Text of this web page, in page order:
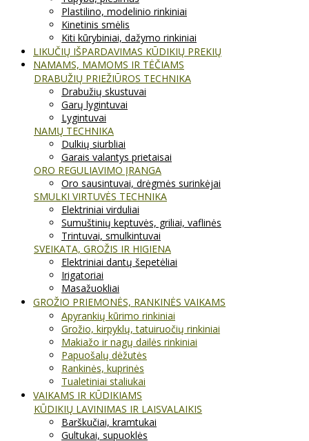
Plastilino, modelinio rinkiniai
Kinetinis smėlis
Kiti kūrybiniai, dažymo rinkiniai
LIKUČIŲ IŠPARDAVIMAS KŪDIKIŲ PREKIŲ
NAMAMS, MAMOMS IR TĖČIAMS
DRABUŽIŲ PRIEŽIŪROS TECHNIKA
Drabužių skustuvai
Garų lygintuvai
Lygintuvai
NAMŲ TECHNIKA
Dulkių siurbliai
Garais valantys prietaisai
ORO REGULIAVIMO ĮRANGA
Oro sausintuvai, drėgmės surinkėjai
SMULKI VIRTUVĖS TECHNIKA
Elektriniai virduliai
Sumuštinių keptuvės, griliai, vaflinės
Trintuvai, smulkintuvai
SVEIKATA, GROŽIS IR HIGIENA
Elektriniai dantų šepetėliai
Irigatoriai
Masažuokliai
GROŽIO PRIEMONĖS, RANKINĖS VAIKAMS
Apyrankių kūrimo rinkiniai
Grožio, kirpyklų, tatuiruočių rinkiniai
Makiažo ir nagų dailės rinkiniai
Papuošalų dėžutės
Rankinės, kuprinės
Tualetiniai staliukai
VAIKAMS IR KŪDIKIAMS
KŪDIKIŲ LAVINIMAS IR LAISVALAIKIS
Barškučiai, kramtukai
Gultukai, supuoklės